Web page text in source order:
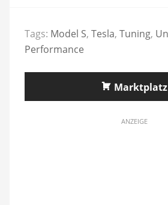
Tags: Model S, Tesla, Tuning,
Performance
Marktplatz
ANZEIGE